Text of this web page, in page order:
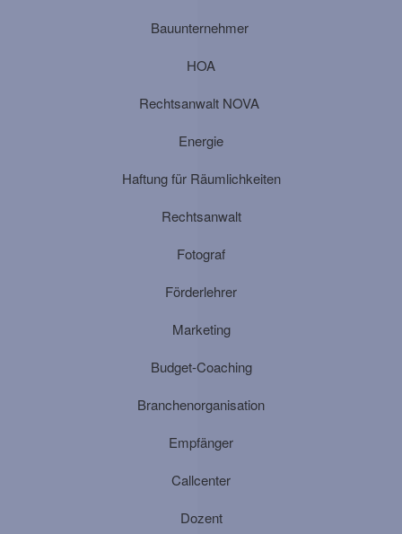
Bauunternehmer
HOA
Rechtsanwalt NOVA
Energie
Haftung für Räumlichkeiten
Rechtsanwalt
Fotograf
Förderlehrer
Marketing
Budget-Coaching
Branchenorganisation
Empfänger
Callcenter
Dozent